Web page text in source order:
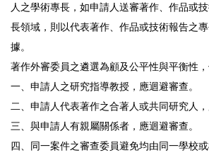
人之學術專長，如申請人送審著作、作品或
長領域，則以代表著作、作品或技術報告之
據。
著作外審委員之遴選為顧及公平性與平衡性，
一、申請人之研究指導教授，應迴避審查。
二、申請人代表著作之合著人或共同研究人，
三、與申請人有親屬關係者，應迴避審查。
四、同一案件之審查委員避免均由同一學校或